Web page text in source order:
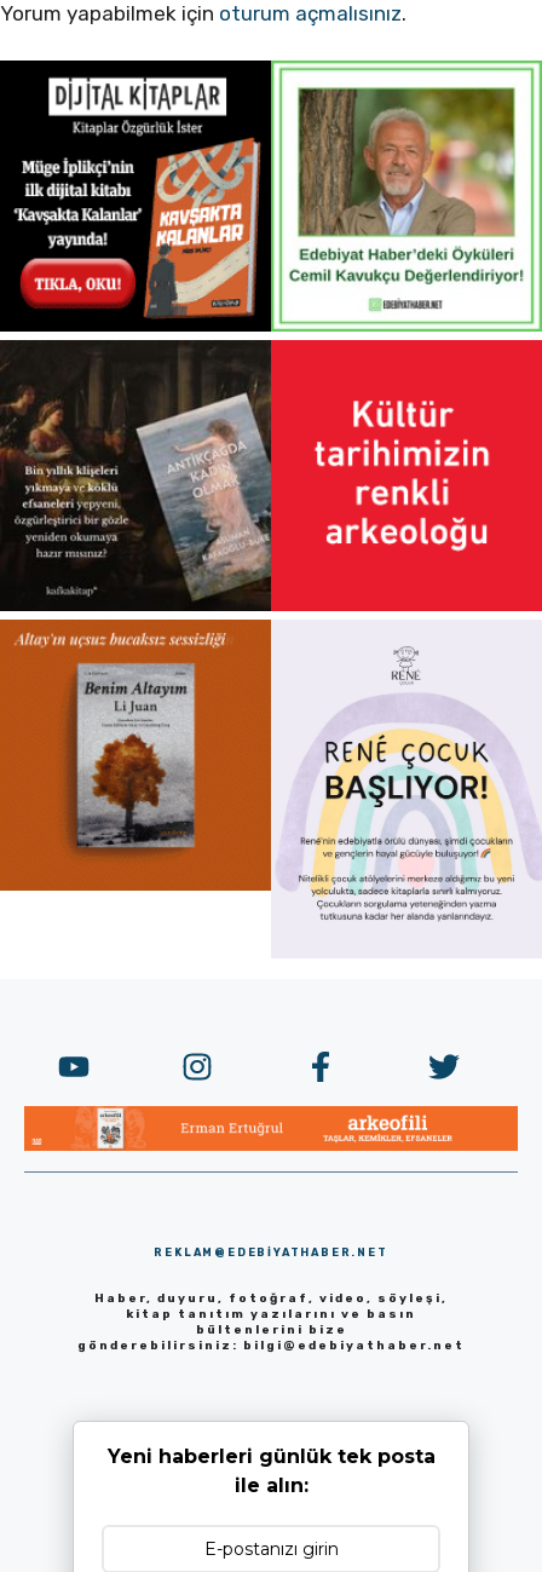
Yorum yapabilmek için oturum açmalısınız.
REKLAM@EDEBIYATHABER.NET
Haber, duyuru, fotoğraf, video, söyleşi,
kitap tanıtım yazılarını ve basın
bültenlerini bize
gönderebilirsiniz: bilgi@edebiyathaber.net
Yeni haberleri günlük tek posta
ile alın: